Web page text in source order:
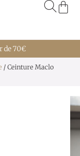
de 70€
/ Ceinture Maclo